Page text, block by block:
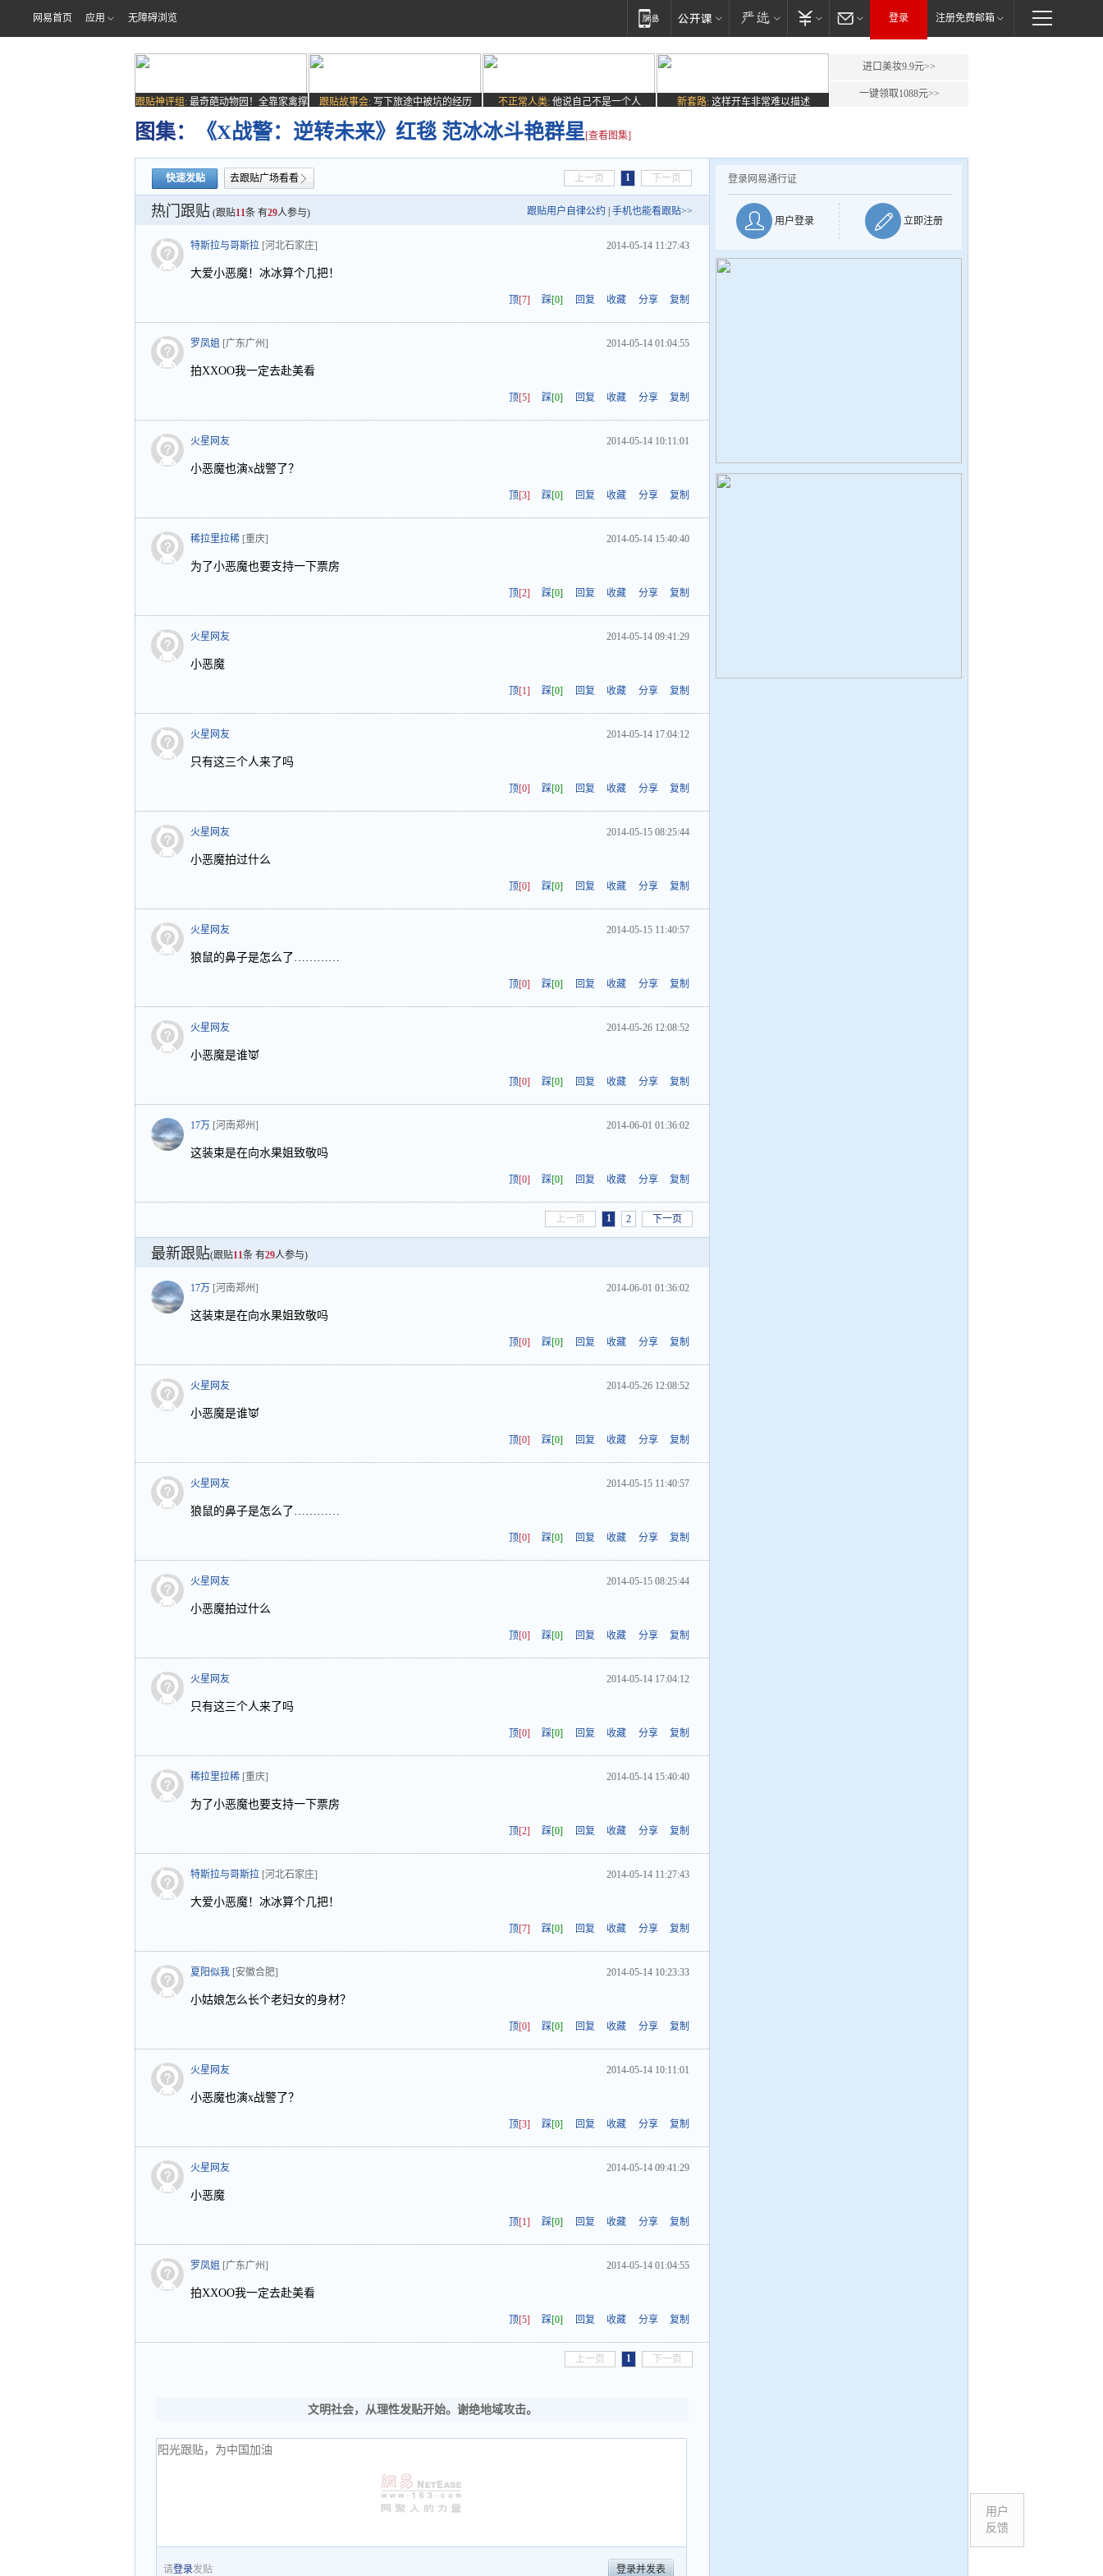
网易首页 应用 无障碍浏览 登录 注册免费邮箱
跟贴神评组: 最奇葩动物园！全靠家禽撑
场子
跟贴故事会: 写下旅途中被坑的经历 不正常人类: 他说自己不是一个人 新套路: 这样开车非常难以描述
进口美妆9.9元>>
一键领取1088元>>
图集： 《X战警：逆转未来》红毯 范冰冰斗艳群星 [查看图集]
快速发贴 去跟贴广场看看 上一页 1 下一页
热门跟贴 (跟贴11条 有29人参与) 跟贴用户自律公约 手机也能看跟贴>>
特斯拉与哥斯拉 [河北石家庄] 2014-05-14 11:27:43
大爱小恶魔！冰冰算个几把！
顶[7] 踩[0] 回复 收藏 分享 复制
罗凤姐 [广东广州] 2014-05-14 01:04:55
拍XXOO我一定去赴美看
顶[5] 踩[0] 回复 收藏 分享 复制
火星网友 2014-05-14 10:11:01
小恶魔也演x战警了？
顶[3] 踩[0] 回复 收藏 分享 复制
稀拉里拉稀 [重庆] 2014-05-14 15:40:40
为了小恶魔也要支持一下票房
顶[2] 踩[0] 回复 收藏 分享 复制
火星网友 2014-05-14 09:41:29
小恶魔
顶[1] 踩[0] 回复 收藏 分享 复制
火星网友 2014-05-14 17:04:12
只有这三个人来了吗
顶[0] 踩[0] 回复 收藏 分享 复制
火星网友 2014-05-15 08:25:44
小恶魔拍过什么
顶[0] 踩[0] 回复 收藏 分享 复制
火星网友 2014-05-15 11:40:57
狼鼠的鼻子是怎么了…………
顶[0] 踩[0] 回复 收藏 分享 复制
火星网友 2014-05-26 12:08:52
小恶魔是谁👿
顶[0] 踩[0] 回复 收藏 分享 复制
17万 [河南郑州] 2014-06-01 01:36:02
这装束是在向水果姐致敬吗
顶[0] 踩[0] 回复 收藏 分享 复制
上一页 1 2 下一页
最新跟贴(跟贴11条 有29人参与)
17万 [河南郑州] 2014-06-01 01:36:02
这装束是在向水果姐致敬吗
顶[0] 踩[0] 回复 收藏 分享 复制
火星网友 2014-05-26 12:08:52
小恶魔是谁👿
顶[0] 踩[0] 回复 收藏 分享 复制
火星网友 2014-05-15 11:40:57
狼鼠的鼻子是怎么了…………
顶[0] 踩[0] 回复 收藏 分享 复制
火星网友 2014-05-15 08:25:44
小恶魔拍过什么
顶[0] 踩[0] 回复 收藏 分享 复制
火星网友 2014-05-14 17:04:12
只有这三个人来了吗
顶[0] 踩[0] 回复 收藏 分享 复制
稀拉里拉稀 [重庆] 2014-05-14 15:40:40
为了小恶魔也要支持一下票房
顶[2] 踩[0] 回复 收藏 分享 复制
特斯拉与哥斯拉 [河北石家庄] 2014-05-14 11:27:43
大爱小恶魔！冰冰算个几把！
顶[7] 踩[0] 回复 收藏 分享 复制
夏阳似我 [安徽合肥] 2014-05-14 10:23:33
小姑娘怎么长个老妇女的身材？
顶[0] 踩[0] 回复 收藏 分享 复制
火星网友 2014-05-14 10:11:01
小恶魔也演x战警了？
顶[3] 踩[0] 回复 收藏 分享 复制
火星网友 2014-05-14 09:41:29
小恶魔
顶[1] 踩[0] 回复 收藏 分享 复制
罗凤姐 [广东广州] 2014-05-14 01:04:55
拍XXOO我一定去赴美看
顶[5] 踩[0] 回复 收藏 分享 复制
上一页 1 下一页
文明社会，从理性发贴开始。谢绝地域攻击。
请登录发贴 登录并发表
登录网易通行证
用户登录 立即注册
用户
反馈